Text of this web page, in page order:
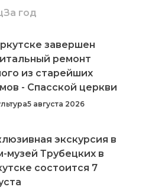
За год
завершен
ремонт
из старейших
- Спасской церкви
5 августа 2026
экскурсия в
музей Трубецких в
состоится 7